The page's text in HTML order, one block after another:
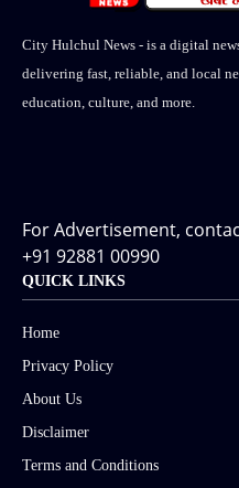
City Hulchul News - is a digital
delivering fast, reliable, and local
education, culture, and more.
For Advertisement,
+91 92881 00990
QUICK LINKS
Home
Privacy Policy
About Us
Disclaimer
Terms and Conditions